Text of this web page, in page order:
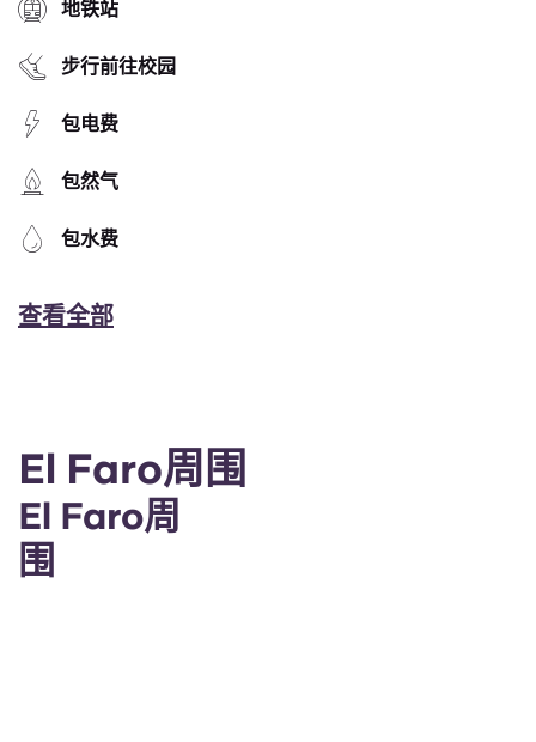
地铁站
步行前往校园
包电费
包然气
包水费
查看全部
El Faro周围
El Faro周
围